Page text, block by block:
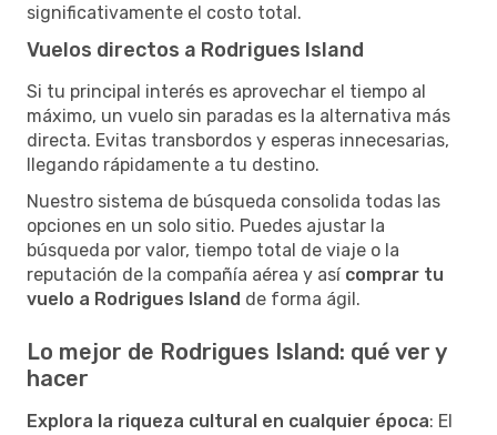
significativamente el costo total.
Vuelos directos a Rodrigues Island
Si tu principal interés es aprovechar el tiempo al
máximo, un vuelo sin paradas es la alternativa más
directa. Evitas transbordos y esperas innecesarias,
llegando rápidamente a tu destino.
Nuestro sistema de búsqueda consolida todas las
opciones en un solo sitio. Puedes ajustar la
búsqueda por valor, tiempo total de viaje o la
reputación de la compañía aérea y así comprar tu
vuelo a Rodrigues Island de forma ágil.
Lo mejor de Rodrigues Island: qué ver y
hacer
Explora la riqueza cultural en cualquier época: El